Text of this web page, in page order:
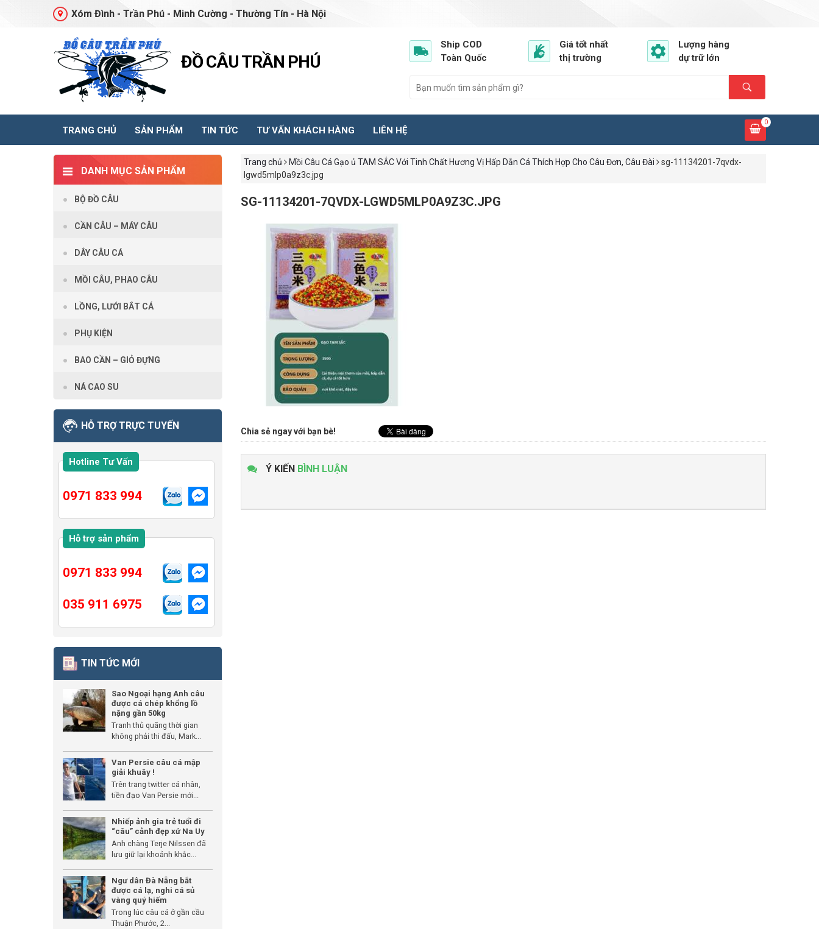
Xóm Đình - Trần Phú - Minh Cường - Thường Tín - Hà Nội
ĐỒ CÂU TRẦN PHÚ
Ship COD
Toàn Quốc
Giá tốt nhất
thị trường
Lượng hàng
dự trữ lớn
TRANG CHỦ SẢN PHẨM TIN TỨC TƯ VẤN KHÁCH HÀNG LIÊN HỆ
0
Trang chủ Mồi Câu Cá Gạo ủ TAM SẮC Với Tinh Chất Hương Vị Hấp Dẫn Cá Thích Hợp Cho Câu Đơn, Câu Đài
sg-11134201-7qvdx-
lgwd5mlp0a9z3c.jpg
SG-11134201-7QVDX-LGWD5MLP0A9Z3C.JPG
Chia sẻ ngay với bạn bè!
Ý KIẾN BÌNH LUẬN
DANH MỤC SẢN PHẨM
BỘ ĐỒ CÂU
CẦN CÂU – MÁY CÂU
DÂY CÂU CÁ
MỒI CÂU, PHAO CÂU
LỒNG, LƯỚI BẮT CÁ
PHỤ KIỆN
BAO CẦN – GIỎ ĐỰNG
NÁ CAO SU
HỖ TRỢ TRỰC TUYẾN
Hotline Tư Vấn
0971 833 994
Hỗ trợ sản phẩm
0971 833 994
035 911 6975
TIN TỨC MỚI
Sao Ngoại hạng Anh câu
được cá chép khổng lồ
nặng gần 50kg
Tranh thủ quãng thời gian
không phải thi đấu, Mark...
Van Persie câu cá mập
giải khuây !
Trên trang twitter cá nhân,
tiền đạo Van Persie mới...
Nhiếp ảnh gia trẻ tuổi đi
“câu” cảnh đẹp xứ Na Uy
Anh chàng Terje Nilssen đã
lưu giữ lại khoảnh khắc...
Ngư dân Đà Nẵng bắt
được cá lạ, nghi cá sủ
vàng quý hiếm
Trong lúc câu cá ở gần cầu
Thuận Phước, 2...